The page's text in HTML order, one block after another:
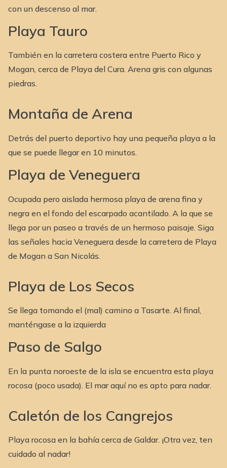
con un descenso al mar.
Playa Tauro
También en la carretera costera entre Puerto Rico y
Mogan, cerca de Playa del Cura. Arena gris con algunas
piedras.
Montaña de Arena
Detrás del puerto deportivo hay una pequeña playa a la
que se puede llegar en 10 minutos.
Playa de Veneguera
Ocupada pero aislada hermosa playa de arena fina y
negra en el fondo del escarpado acantilado. A la que se
llega por un paseo a través de un hermoso paisaje. Siga
las señales hacia Veneguera desde la carretera de Playa
de Mogan a San Nicolás.
Playa de Los Secos
Se llega tomando el (mal) camino a Tasarte. Al final,
manténgase a la izquierda
Paso de Salgo
En la punta noroeste de la isla se encuentra esta playa
rocosa (poco usada). El mar aquí no es apto para nadar.
Caletón de los Cangrejos
Playa rocosa en la bahía cerca de Galdar. ¡Otra vez, ten
cuidado al nadar!